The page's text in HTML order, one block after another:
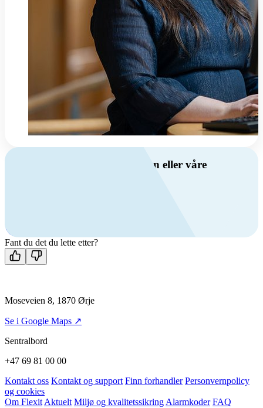
Har du spørsmål om ventilasjon eller våre
Kontakt oss
Fant du det du lette etter?
Moseveien 8, 1870 Ørje
Se i Google Maps ↗
Sentralbord
+47 69 81 00 00
Kontakt oss Kontakt og support Finn forhandler Personvernpolicy
og cookies
Om Flexit Aktuelt Miljø og kvalitetssikring Alarmkoder FAQ